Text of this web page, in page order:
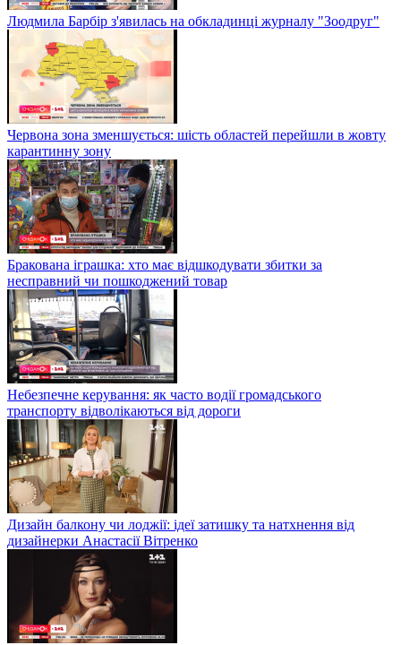
Людмила Барбір з'явилась на обкладинці журналу "Зоодруг"
Червона зона зменшується: шість областей перейшли в жовту
карантинну зону
Бракована іграшка: хто має відшкодувати збитки за
несправний чи пошкоджений товар
Небезпечне керування: як часто водії громадського
транспорту відволікаються від дороги
Дизайн балкону чи лоджії: ідеї затишку та натхнення від
дизайнерки Анастасії Вітренко